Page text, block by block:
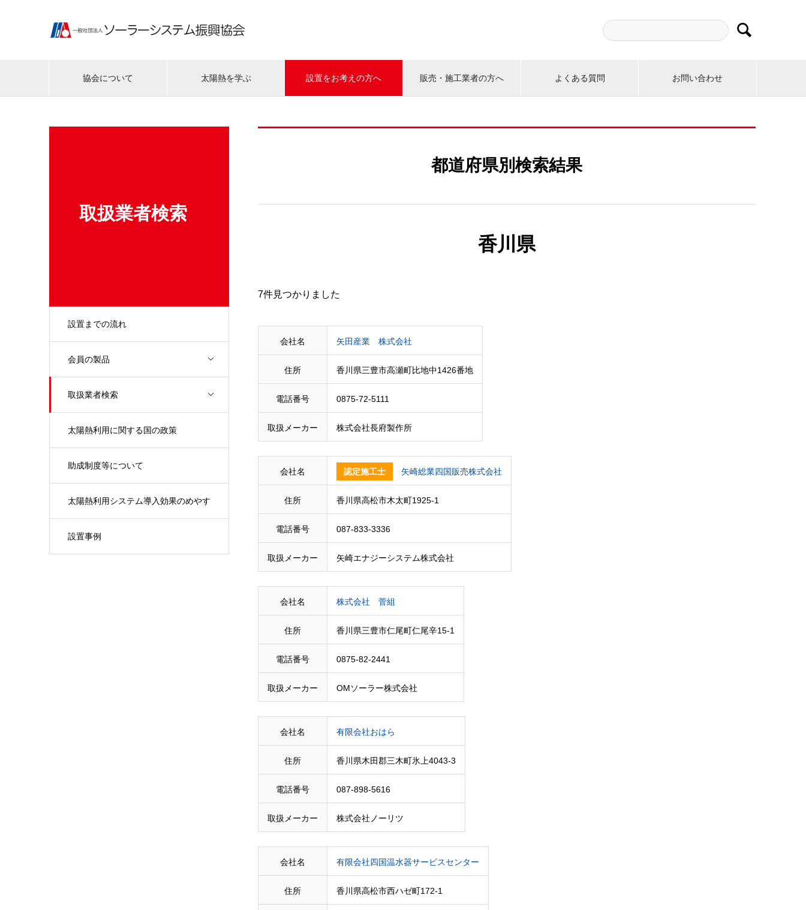

協会について 太陽熱を学ぶ 設置をお考えの方へ 販売・施工業者の方へ よくある質問 お問い合わせ
取扱業者検索
設置までの流れ
会員の製品
取扱業者検索
太陽熱利用に関する国の政策
助成制度等について
太陽熱利用システム導入効果のめやす
設置事例
都道府県別検索結果
香川県
7件見つかりました
会社名 矢田産業 株式会社
住所 香川県三豊市高瀬町比地中1426番地
電話番号 0875-72-5111
取扱メーカー 株式会社長府製作所
会社名 認定施工士 矢崎総業四国販売株式会社
住所 香川県高松市木太町1925-1
電話番号 087-833-3336
取扱メーカー 矢崎エナジーシステム株式会社
会社名 株式会社 菅組
住所 香川県三豊市仁尾町仁尾辛15-1
電話番号 0875-82-2441
取扱メーカー OMソーラー株式会社
会社名 有限会社おはら
住所 香川県木田郡三木町氷上4043-3
電話番号 087-898-5616
取扱メーカー 株式会社ノーリツ
会社名 有限会社四国温水器サービスセンター
住所 香川県高松市西ハゼ町172-1